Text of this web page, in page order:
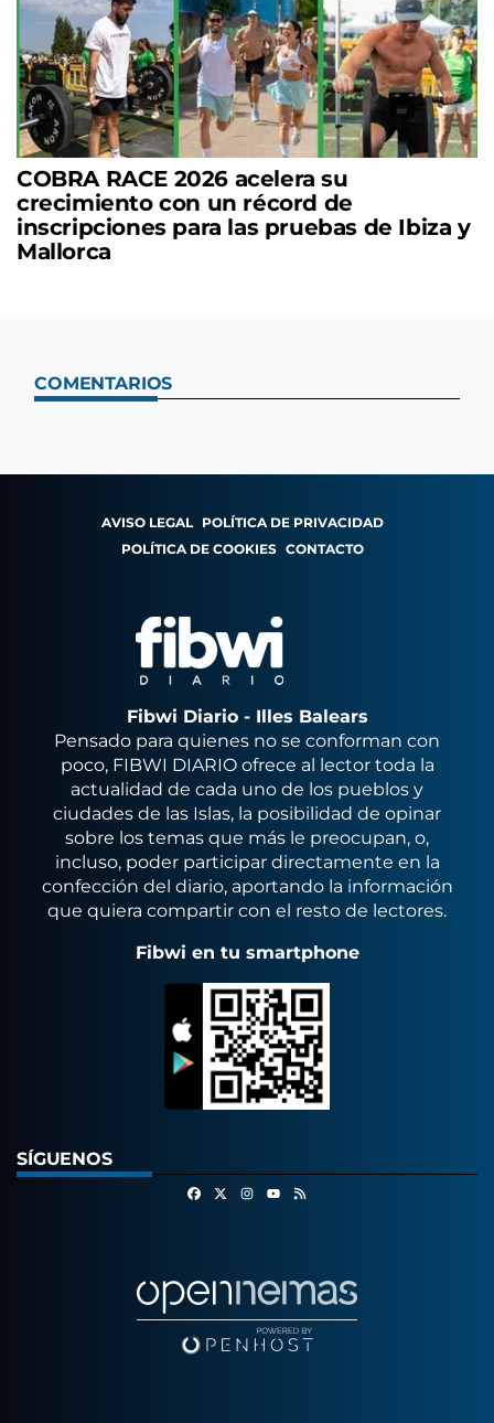
COBRA RACE 2026 acelera su
crecimiento con un récord de
inscripciones para las pruebas de Ibiza y
Mallorca
COMENTARIOS
AVISO LEGAL POLÍTICA DE PRIVACIDAD
POLÍTICA DE COOKIES CONTACTO
Fibwi Diario - Illes Balears
Pensado para quienes no se conforman con
poco, FIBWI DIARIO ofrece al lector toda la
actualidad de cada uno de los pueblos y
ciudades de las Islas, la posibilidad de opinar
sobre los temas que más le preocupan, o,
incluso, poder participar directamente en la
confección del diario, aportando la información
que quiera compartir con el resto de lectores.
Fibwi en tu smartphone
SÍGUENOS
FacebookInstagram